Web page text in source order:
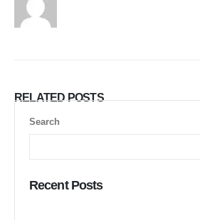
RELATEDPOSTS
Search
Recent Posts